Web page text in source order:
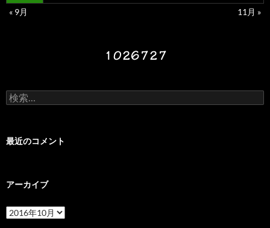
« 9月
11月 »
検
索:
最近のコメント
アーカイブ
ア
ー